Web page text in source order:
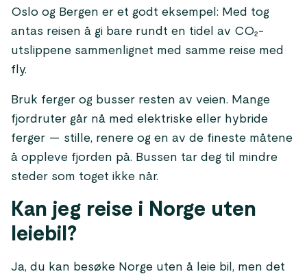
Oslo og Bergen er et godt eksempel: Med tog
antas reisen å gi bare rundt en tidel av CO₂-
utslippene sammenlignet med samme reise med
fly.
Bruk ferger og busser resten av veien. Mange
fjordruter går nå med elektriske eller hybride
ferger — stille, renere og en av de fineste måtene
å oppleve fjorden på. Bussen tar deg til mindre
steder som toget ikke når.
Kan jeg reise i Norge uten
leiebil?
Ja, du kan besøke Norge uten å leie bil, men det